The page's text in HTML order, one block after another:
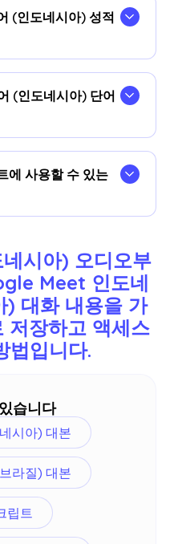
환경설정을 인도네시
면 Google Meet 세션
아) 성적표를 받을 수
(인도네시아) 성적
성적표는 다음 위치에
립션 대시보드,
에서 액세스하거나
(인도네시아) 단어
F를 사용하여 성적표
인도네시아) 단어를 검
에 사용할 수 있는
, 노르웨이어, 이탈리아
어, 스와힐리어, 헝가리
다.더.Google Meet에서
인하세요.
시아) 오디오부
Meet 인도네
) 대화 내용을 가
저장하고 액세스
법입니다.
습니다
시아) 대본
라질) 대본
립트